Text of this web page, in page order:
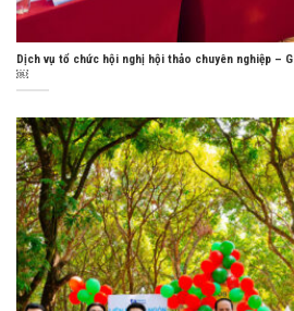
Dịch vụ tổ chức hội nghị hội thảo chuyên nghiệp –
￼